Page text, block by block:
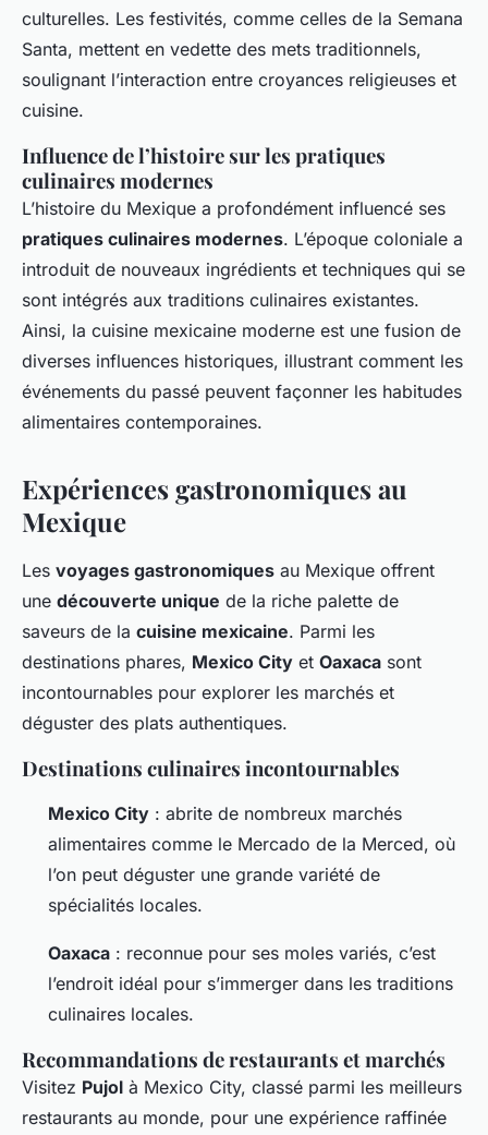
culturelles. Les festivités, comme celles de la Semana
Santa, mettent en vedette des mets traditionnels,
soulignant l’interaction entre croyances religieuses et
cuisine.
Influence de l’histoire sur les pratiques
culinaires modernes
L’histoire du Mexique a profondément influencé ses
pratiques culinaires modernes. L’époque coloniale a
introduit de nouveaux ingrédients et techniques qui se
sont intégrés aux traditions culinaires existantes.
Ainsi, la cuisine mexicaine moderne est une fusion de
diverses influences historiques, illustrant comment les
événements du passé peuvent façonner les habitudes
alimentaires contemporaines.
Expériences gastronomiques au
Mexique
Les voyages gastronomiques au Mexique offrent
une découverte unique de la riche palette de
saveurs de la cuisine mexicaine. Parmi les
destinations phares, Mexico City et Oaxaca sont
incontournables pour explorer les marchés et
déguster des plats authentiques.
Destinations culinaires incontournables
Mexico City : abrite de nombreux marchés
alimentaires comme le Mercado de la Merced, où
l’on peut déguster une grande variété de
spécialités locales.
Oaxaca : reconnue pour ses moles variés, c’est
l’endroit idéal pour s’immerger dans les traditions
culinaires locales.
Recommandations de restaurants et marchés
Visitez Pujol à Mexico City, classé parmi les meilleurs
restaurants au monde, pour une expérience raffinée